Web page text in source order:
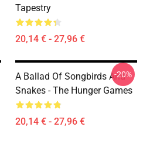
Tapestry
20,14 € - 27,96 €
A Ballad Of Songbirds And
Snakes - The Hunger Games
20,14 € - 27,96 €
-20%